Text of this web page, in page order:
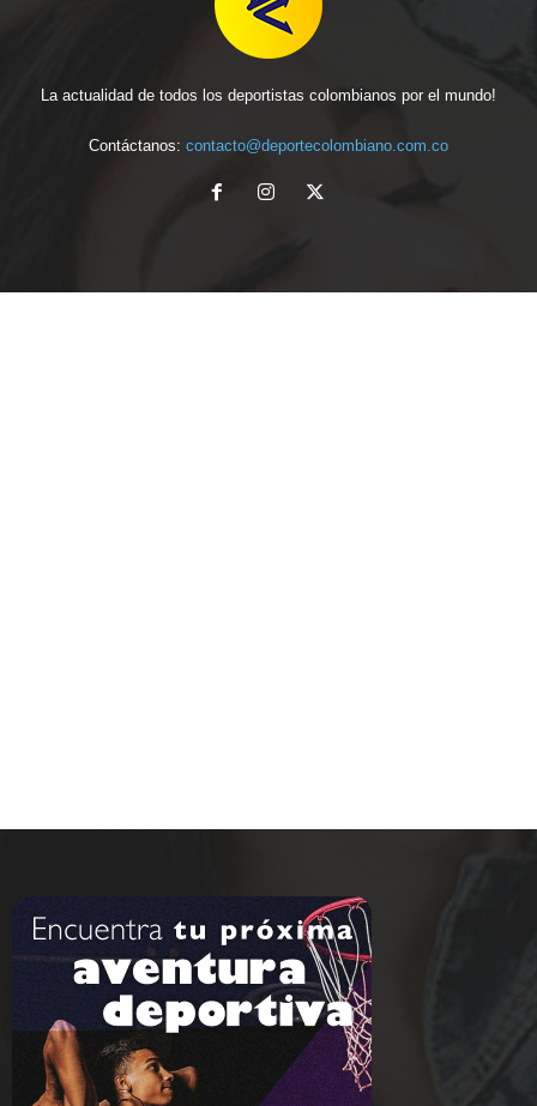
La actualidad de todos los deportistas colombianos por el mundo!
Contáctanos: contacto@deportecolombiano.com.co